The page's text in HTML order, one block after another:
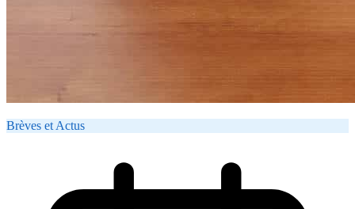
Brèves et Actus